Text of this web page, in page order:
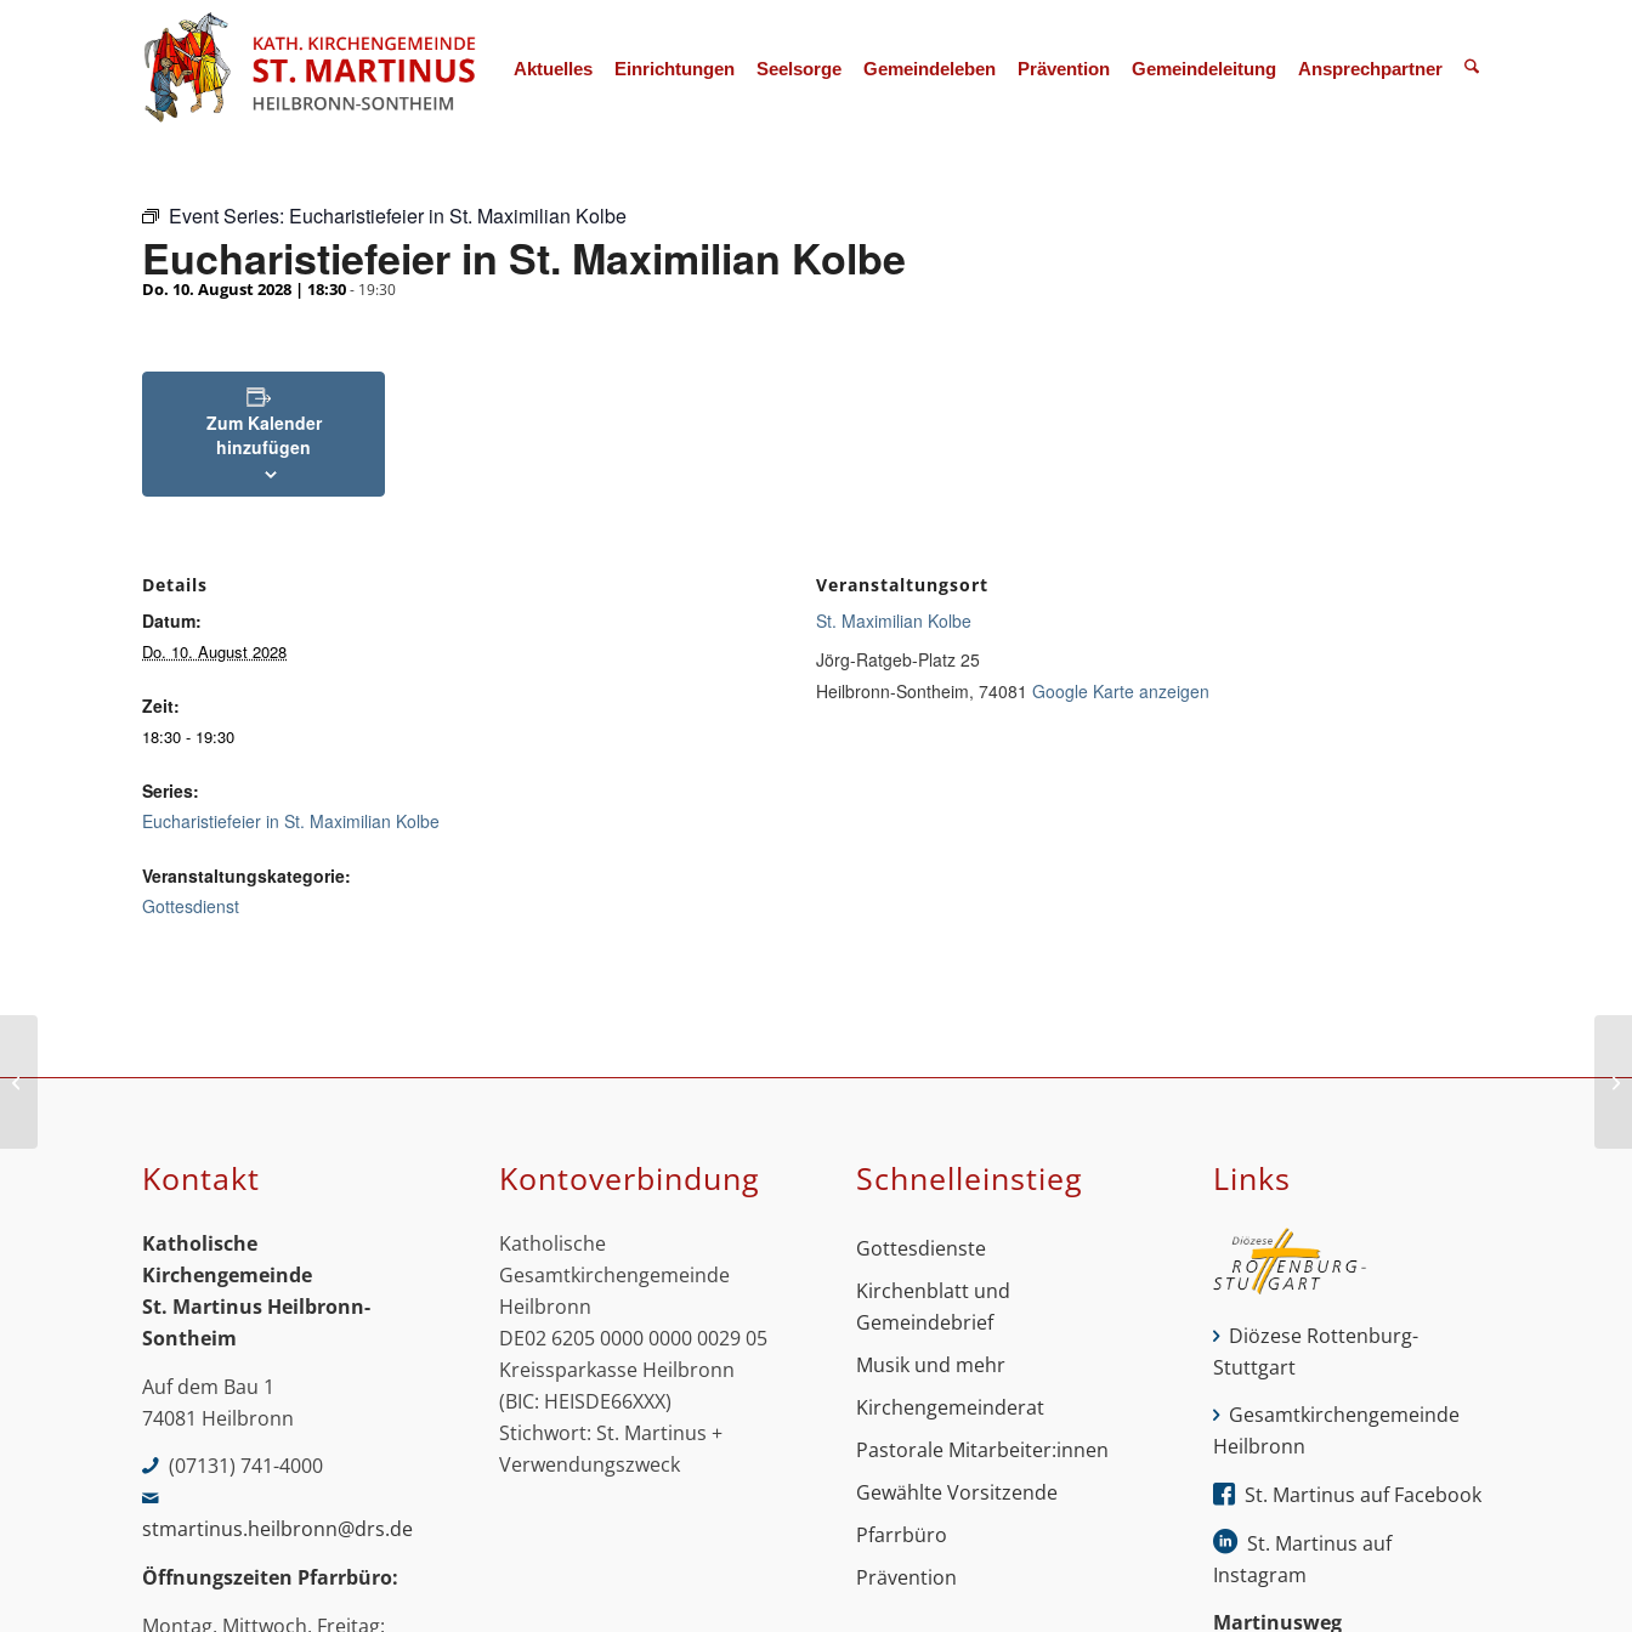
Aktuelles Einrichtungen Seelsorge Gemeindeleben Prävention Gemeindeleitung Ansprechpartner
Event Series: Eucharistiefeier in St. Maximilian Kolbe
Eucharistiefeier in St. Maximilian Kolbe
Do. 10. August 2028 | 18:30- 19:30
Zum Kalender
hinzufügen
Details
Datum:
Do. 10. August 2028
Zeit:
18:30 - 19:30
Series:
Eucharistiefeier in St. Maximilian Kolbe
Veranstaltungskategorie:
Gottesdienst
Veranstaltungsort
St. Maximilian Kolbe
Jörg-Ratgeb-Platz 25
Heilbronn-Sontheim, 74081 Google Karte anzeigen
Kontakt
Katholische
Kirchengemeinde
St. Martinus Heilbronn-
Sontheim
Auf dem Bau 1
74081 Heilbronn
(07131) 741-4000
stmartinus.heilbronn@drs.de
Öffnungszeiten Pfarrbüro:
Montag, Mittwoch, Freitag:
Kontoverbindung
Katholische
Gesamtkirchengemeinde
Heilbronn
DE02 6205 0000 0000 0029 05
Kreissparkasse Heilbronn
(BIC: HEISDE66XXX)
Stichwort: St. Martinus +
Verwendungszweck
Schnell­einstieg
Gottesdienste
Kirchenblatt und
Gemeindebrief
Musik und mehr
Kirchengemeinderat
Pastorale Mitarbeiter:innen
Gewählte Vorsitzende
Pfarrbüro
Prävention
Links
Diözese Rottenburg-
Stuttgart
Gesamtkirchengemeinde
Heilbronn
St. Martinus auf Facebook
St. Martinus auf
Instagram
Martinus­weg
Eucharistiefeier in Heilig Geist